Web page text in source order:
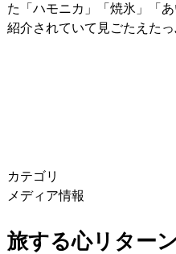
た「ハモニカ」「焼氷」「
紹介されていて見ごたえた
カテゴリ
メディア情報
旅する心リター